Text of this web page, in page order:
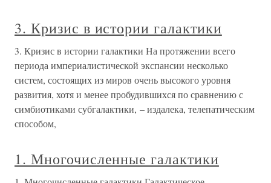
3. Кризис в истории галактики
3. Кризис в истории галактики На протяжении всего
периода империалистической экспансии несколько
систем, состоящих из миров очень высокого уровня
развития, хотя и менее пробудившихся по сравнению с
симбиотиками субгалактики, – издалека, телепатическим
способом,
1. Многочисленные галактики